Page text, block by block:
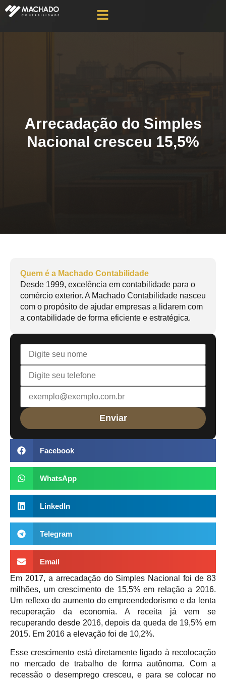
Arrecadação do Simples
Nacional cresceu 15,5%
Quem é a Machado Contabilidade
Desde 1999, excelência em contabilidade para o
comércio exterior. A Machado Contabilidade nasceu
com o propósito de ajudar empresas a lidarem com
a contabilidade de forma eficiente e estratégica.
Facebook
WhatsApp
LinkedIn
Telegram
Email
Em 2017, a arrecadação do Simples Nacional foi de 83
milhões, um crescimento de 15,5% em relação a 2016.
Um reflexo do aumento do empreendedorismo e da lenta
recuperação da economia. A receita já vem se
recuperando desde2016, depois da queda de 19,5% em
2015. Em 2016 a elevação foi de 10,2%.
Esse crescimento está diretamente ligado à recolocação
no mercado de trabalho de forma autônoma. Com a
recessão o desemprego cresceu, e para se colocar no